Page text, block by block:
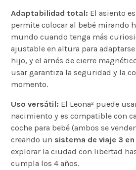
Adaptabilidad total: El asiento
permite colocar al bebé mirando
mundo cuando tenga más
ajustable en altura para
hijo, y el arnés de cierre
usar garantiza la seguridad y la
momento.
Uso versátil: El Leona² puede
nacimiento y es compatible con
coche para bebé (ambos se
creando un sistema de viaje 3 en
explorar la ciudad con libertad
cumpla los 4 años.